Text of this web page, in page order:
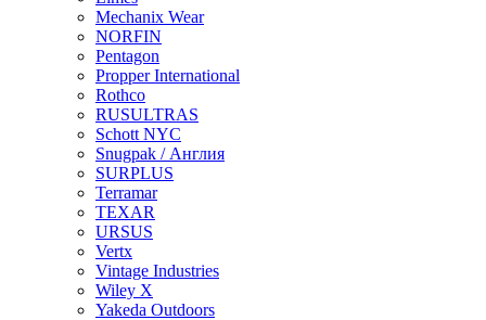
Mechanix Wear
NORFIN
Pentagon
Propper International
Rothco
RUSULTRAS
Schott NYC
Snugpak / Англия
SURPLUS
Terramar
TEXAR
URSUS
Vertx
Vintage Industries
Wiley X
Yakeda Outdoors